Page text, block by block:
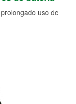
uso de